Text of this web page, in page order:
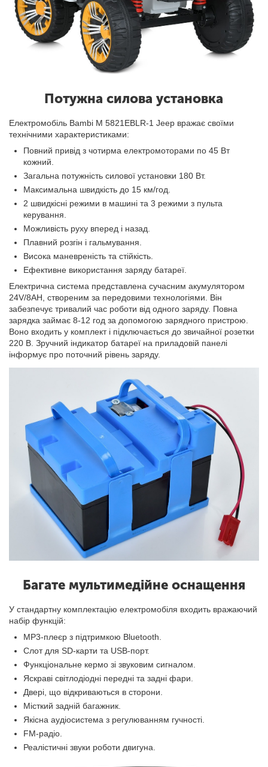
Потужна силова установка
Електромобіль Bambi M 5821EBLR-1 Jeep вражає своїми
технічними характеристиками:
Повний привід з чотирма електромоторами по 45 Вт
кожний.
Загальна потужність силової установки 180 Вт.
Максимальна швидкість до 15 км/год.
2 швидкісні режими в машині та 3 режими з пульта
керування.
Можливість руху вперед і назад.
Плавний розгін і гальмування.
Висока маневреність та стійкість.
Ефективне використання заряду батареї.
Електрична система представлена сучасним акумулятором
24V/8AH, створеним за передовими технологіями. Він
забезпечує тривалий час роботи від одного заряду. Повна
зарядка займає 8-12 год за допомогою зарядного пристрою.
Воно входить у комплект і підключається до звичайної розетки
220 В. Зручний індикатор батареї на приладовій панелі
інформує про поточний рівень заряду.
Багате мультимедійне оснащення
У стандартну комплектацію електромобіля входить вражаючий
набір функцій:
MP3-плеєр з підтримкою Bluetooth.
Слот для SD-карти та USB-порт.
Функціональне кермо зі звуковим сигналом.
Яскраві світлодіодні передні та задні фари.
Двері, що відкриваються в сторони.
Місткий задній багажник.
Якісна аудіосистема з регулюванням гучності.
FM-радіо.
Реалістичні звуки роботи двигуна.